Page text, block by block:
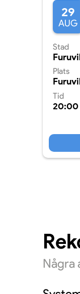
29
AUG
Stad
Plats
Tid
20:00
Några